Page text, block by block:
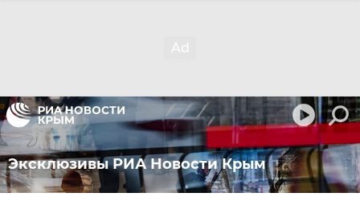
Эксклюзивы РИА Новости Крым